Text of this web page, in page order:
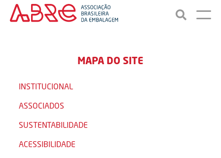
MAPA DO SITE
INSTITUCIONAL
ASSOCIADOS
SUSTENTABILIDADE
ACESSIBILIDADE